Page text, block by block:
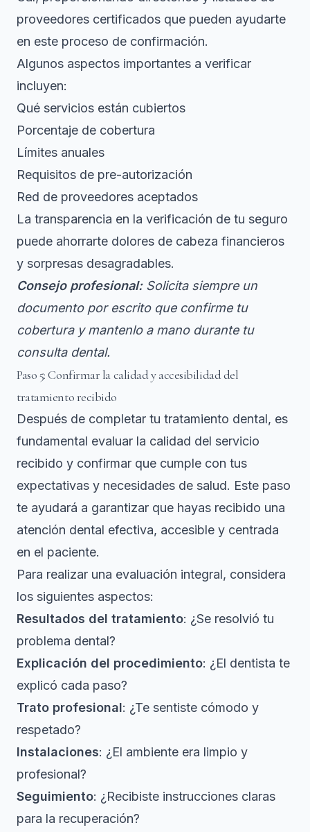
proveedores certificados que pueden ayudarte
en este proceso de confirmación.
Algunos aspectos importantes a verificar
incluyen:
Qué servicios están cubiertos
Porcentaje de cobertura
Límites anuales
Requisitos de pre-autorización
Red de proveedores aceptados
La transparencia en la verificación de tu seguro
puede ahorrarte dolores de cabeza financieros
y sorpresas desagradables.
Consejo profesional: Solicita siempre un
documento por escrito que confirme tu
cobertura y mantenlo a mano durante tu
consulta dental.
Paso 5: Confirmar la calidad y accesibilidad del
tratamiento recibido
Después de completar tu tratamiento dental, es
fundamental evaluar la calidad del servicio
recibido y confirmar que cumple con tus
expectativas y necesidades de salud. Este paso
te ayudará a garantizar que hayas recibido una
atención dental efectiva, accesible y centrada
en el paciente.
Para realizar una evaluación integral, considera
los siguientes aspectos:
Resultados del tratamiento: ¿Se resolvió tu
problema dental?
Explicación del procedimiento: ¿El dentista te
explicó cada paso?
Trato profesional: ¿Te sentiste cómodo y
respetado?
Instalaciones: ¿El ambiente era limpio y
profesional?
Seguimiento: ¿Recibiste instrucciones claras
para la recuperación?